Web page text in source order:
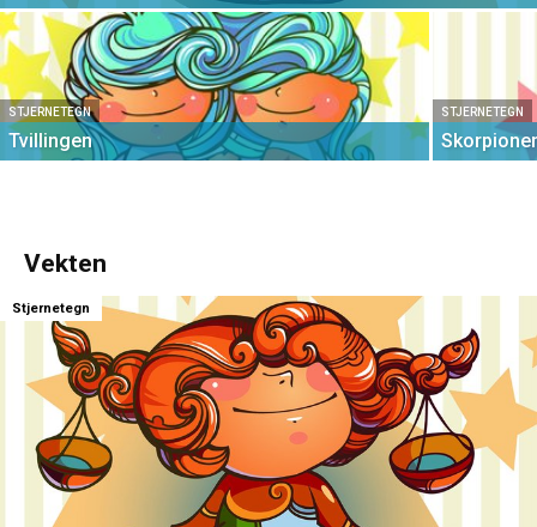
STJERNETEGN
Tvillingen
STJERNETEGN
Vekten
Stjernetegn